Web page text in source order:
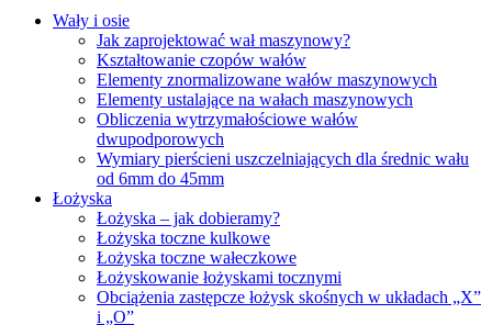
Wały i osie
Jak zaprojektować wał maszynowy?
Kształtowanie czopów wałów
Elementy znormalizowane wałów maszynowych
Elementy ustalające na wałach maszynowych
Obliczenia wytrzymałościowe wałów
dwupodporowych
Wymiary pierścieni uszczelniających dla średnic wału
od 6mm do 45mm
Łożyska
Łożyska – jak dobieramy?
Łożyska toczne kulkowe
Łożyska toczne wałeczkowe
Łożyskowanie łożyskami tocznymi
Obciążenia zastępcze łożysk skośnych w układach „X”
i „O”